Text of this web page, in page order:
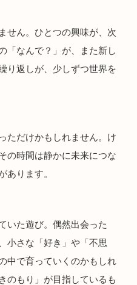
せん。ひとつの興味が、次
「なんで？」が、また新し
り返しが、少しずつ世界を
ただけかもしれません。け
の時間は静かに未来につな
あります。
いた遊び。偶然出会った
小さな「好き」や「不思
中で育っていくのかもしれ
のもり」が目指しているも